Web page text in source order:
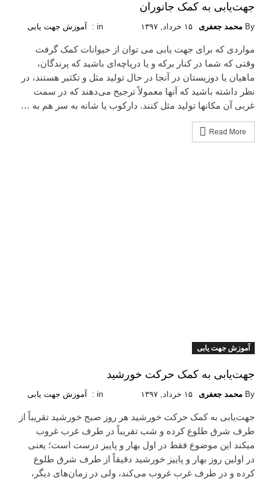
جهت‌یابی به کمک جانوران
By محمد جعفری ۱۵ خرداد, ۱۳۹۷ in : آموزش جهت یابی
مواردی که برای جهت یابی می توان از حیوانات کمک گرفت
وقتی که شما در کنار برکه و یا دریاچه‌ای باشید که پرندگان،
ماهیان یا دوزیستان در آنجا در حال تولید مثل و تکثیر هستند، در
نظر داشته باشید که آنها معمولاً ترجیح می‌دهند که در سمت
غربی آن مکانها تولید مثل کنند. دارکوب یا شانه ‌به‌ سر هم به …
Read More
آموزش جهت یابی
جهت‌یابی به کمک حرکت خورشید
By محمد جعفری ۱۵ خرداد, ۱۳۹۷ in : آموزش جهت یابی
جهت‌یابی به کمک حرکت خورشید هر روز صبح خورشید تقریباً از
طرف شرق طلوع کرده و شب تقریباً در طرف غرب غروب
میکند این موضوع فقط در اول بهار و پاییز درست است؛ یعنی‌
در اولین روز بهار و پاییز خورشید دقیقاً از طرف شرق طلوع
کرده و در طرف غرب غروب می‌کند، ولی در زمان‌های دیگر،